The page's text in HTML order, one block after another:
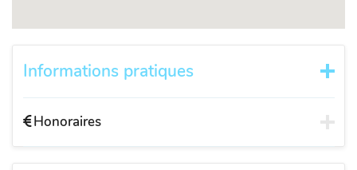
Informations pratiques
Honoraires